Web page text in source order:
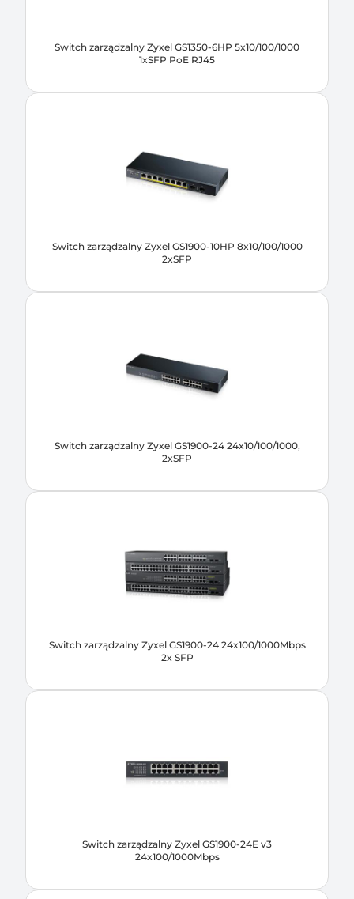
Switch zarządzalny Zyxel GS1350-6HP 5x10/100/1000
1xSFP PoE RJ45
Switch zarządzalny Zyxel GS1900-10HP 8x10/100/1000
2xSFP
Switch zarządzalny Zyxel GS1900-24 24x10/100/1000,
2xSFP
Switch zarządzalny Zyxel GS1900-24 24x100/1000Mbps
2x SFP
Switch zarządzalny Zyxel GS1900-24E v3
24x100/1000Mbps